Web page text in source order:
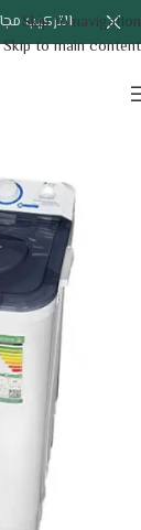
Skip to navigation
Skip to main content
التركيب